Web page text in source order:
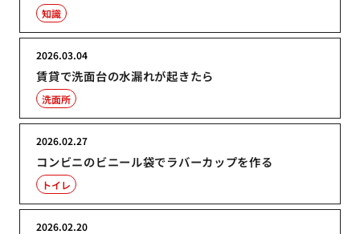
知識
賃貸で洗面台の水漏れが起きたら
2026.03.04
洗面所
コンビニのビニール袋でラバーカップを作る
2026.02.27
トイレ
2026.02.20